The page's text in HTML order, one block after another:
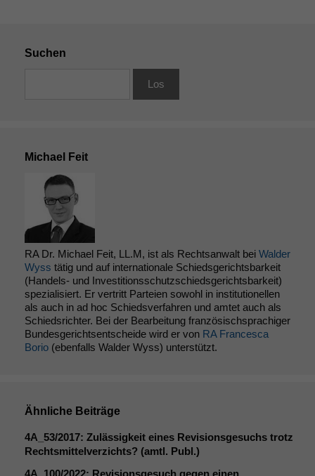
Suchen
Michael Feit
RA Dr. Michael Feit, LL.M, ist als Rechtsanwalt bei Walder
Wyss tätig und auf internationale Schiedsgerichtsbarkeit
(Handels- und Investitionsschutzschiedsgerichtsbarkeit)
spezialisiert. Er vertritt Parteien sowohl in institutionellen
als auch in ad hoc Schiedsverfahren und amtet auch als
Schiedsrichter. Bei der Bearbeitung französischsprachiger
Bundesgerichtsentscheide wird er von RA Francesca
Borio (ebenfalls Walder Wyss) unterstützt.
Ähnliche Beiträge
4A_53/2017: Zulässigkeit eines Revisionsgesuchs trotz
Rechtsmittelverzichts? (amtl. Publ.)
4A_100/2022: Revisionsgesuch gegen einen
diese Option
deaktivieren,
kann die
Website nicht
zu 100%
funktionieren.
Auswertungen
durchführen zu